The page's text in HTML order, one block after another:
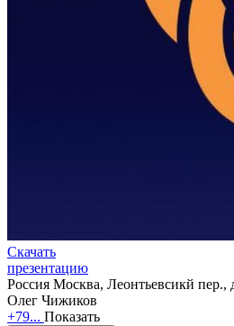
Скачать
презентацию
Россия Москва, Леонтьевсикй пер.,
Олег Чижиков
+79... Показать